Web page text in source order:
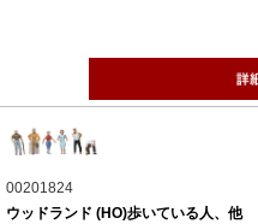
00201824
ウッドランド (HO)歩いている人、他